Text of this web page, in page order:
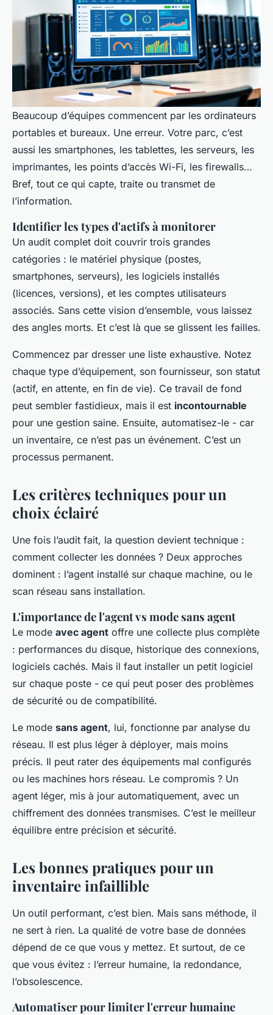
Beaucoup d’équipes commencent par les ordinateurs
portables et bureaux. Une erreur. Votre parc, c’est
aussi les smartphones, les tablettes, les serveurs, les
imprimantes, les points d’accès Wi-Fi, les firewalls…
Bref, tout ce qui capte, traite ou transmet de
l’information.
Identifier les types d'actifs à monitorer
Un audit complet doit couvrir trois grandes
catégories : le matériel physique (postes,
smartphones, serveurs), les logiciels installés
(licences, versions), et les comptes utilisateurs
associés. Sans cette vision d’ensemble, vous laissez
des angles morts. Et c’est là que se glissent les failles.
Commencez par dresser une liste exhaustive. Notez
chaque type d’équipement, son fournisseur, son statut
(actif, en attente, en fin de vie). Ce travail de fond
peut sembler fastidieux, mais il est incontournable
pour une gestion saine. Ensuite, automatisez-le - car
un inventaire, ce n’est pas un événement. C’est un
processus permanent.
Les critères techniques pour un
choix éclairé
Une fois l’audit fait, la question devient technique :
comment collecter les données ? Deux approches
dominent : l’agent installé sur chaque machine, ou le
scan réseau sans installation.
L'importance de l'agent vs mode sans agent
Le mode avec agent offre une collecte plus complète
: performances du disque, historique des connexions,
logiciels cachés. Mais il faut installer un petit logiciel
sur chaque poste - ce qui peut poser des problèmes
de sécurité ou de compatibilité.
Le mode sans agent, lui, fonctionne par analyse du
réseau. Il est plus léger à déployer, mais moins
précis. Il peut rater des équipements mal configurés
ou les machines hors réseau. Le compromis ? Un
agent léger, mis à jour automatiquement, avec un
chiffrement des données transmises. C’est le meilleur
équilibre entre précision et sécurité.
Les bonnes pratiques pour un
inventaire infaillible
Un outil performant, c’est bien. Mais sans méthode, il
ne sert à rien. La qualité de votre base de données
dépend de ce que vous y mettez. Et surtout, de ce
que vous évitez : l’erreur humaine, la redondance,
l’obsolescence.
Automatiser pour limiter l'erreur humaine